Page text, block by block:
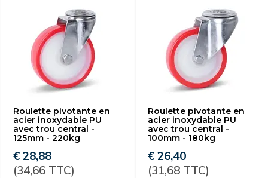
Roulette pivotante en
acier inoxydable PU
avec trou central -
125mm - 220kg
€ 28,88
(34,66 TTC)
Roulette pivotante en
acier inoxydable PU
avec trou central -
100mm - 180kg
€ 26,40
(31,68 TTC)